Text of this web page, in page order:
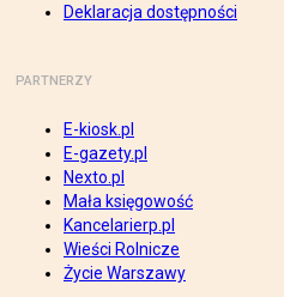
Deklaracja dostępności
PARTNERZY
E-kiosk.pl
E-gazety.pl
Nexto.pl
Mała księgowość
Kancelarierp.pl
Wieści Rolnicze
Życie Warszawy